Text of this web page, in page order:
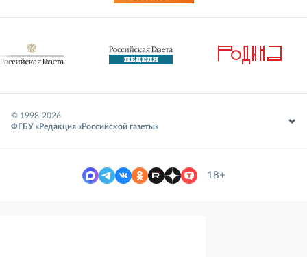
© 1998-2026
ФГБУ «Редакция «Российской газеты»
18+